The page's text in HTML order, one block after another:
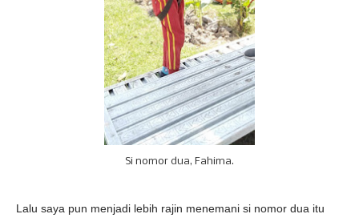
Si nomor dua, Fahima.
Lalu saya pun menjadi lebih rajin menemani si nomor dua itu